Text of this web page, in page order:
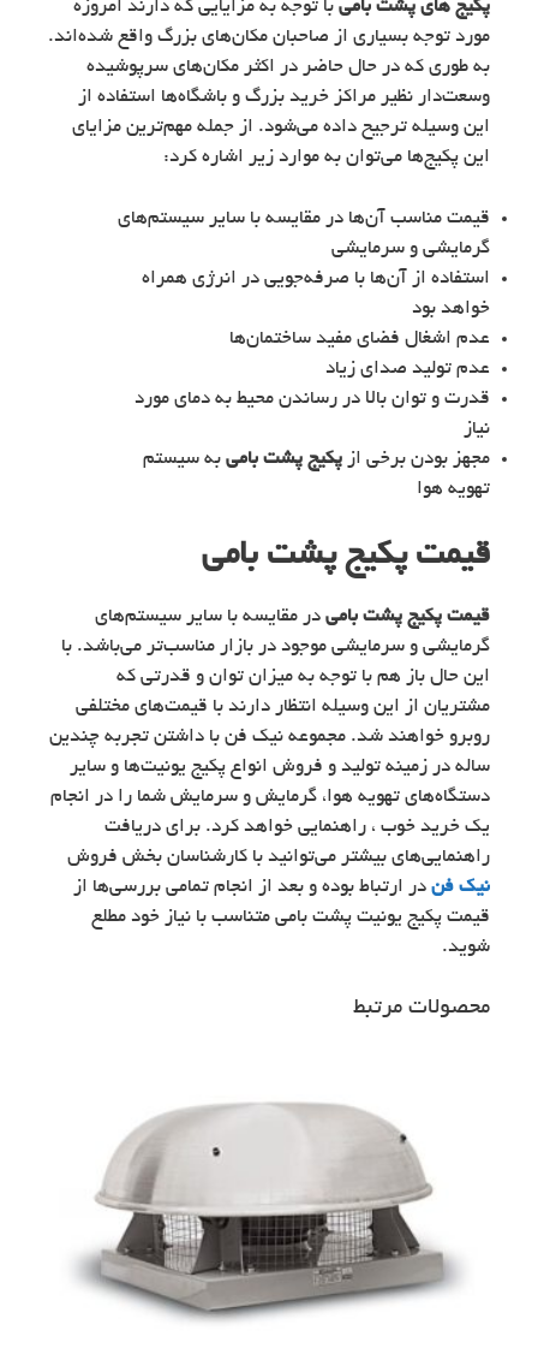
پکیج‌ های پشت بامی با توجه به مزایایی که دارند امروزه
مورد توجه بسیاری از صاحبان مکان‌های بزرگ واقع شده‌اند.
به طوری که در حال حاضر در اکثر مکان‌های سرپوشیده
وسعت‌دار نظیر مراکز خرید بزرگ و باشگاه‌ها استفاده از
این وسیله ترجیح داده می‌شود. از جمله مهم‌ترین مزایای
این پکیج‌ها می‌توان به موارد زیر اشاره کرد:
قیمت مناسب آن‌ها در مقایسه با سایر سیستم‌های
گرمایشی و سرمایشی
استفاده از آن‌ها با صرفه‌جویی در انرژی همراه
خواهد بود
عدم اشغال فضای مفید ساختمان‌ها
عدم تولید صدای زیاد
قدرت و توان بالا در رساندن محیط به دمای مورد
نیاز
مجهز بودن برخی از پکیج پشت بامی به سیستم
تهویه هوا
قیمت پکیج پشت بامی
قیمت پکیج پشت بامی در مقایسه با سایر سیستم‌های
گرمایشی و سرمایشی موجود در بازار مناسب‌تر می‌باشد. با
این حال باز هم با توجه به میزان توان و قدرتی که
مشتریان از این وسیله انتظار دارند با قیمت‌های مختلفی
روبرو خواهند شد. مجموعه نیک فن با داشتن تجربه چندین
ساله در زمینه تولید و فروش انواع پکیج یونیت‌ها و سایر
دستگاه‌های تهویه هوا، گرمایش و سرمایش شما را در انجام
یک خرید خوب ، راهنمایی خواهد کرد. برای دریافت
راهنمایی‌های بیشتر می‌توانید با کارشناسان بخش فروش
نیک فن در ارتباط بوده و بعد از انجام تمامی بررسی‌ها از
قیمت پکیج یونیت پشت بامی متناسب با نیاز خود مطلع
شوید.
محصولات مرتبط